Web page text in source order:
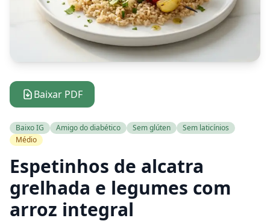
Baixar PDF
Baixo IG Amigo do diabético Sem glúten
Sem laticínios
Médio
Espetinhos de alcatra
grelhada e legumes com
arroz integral